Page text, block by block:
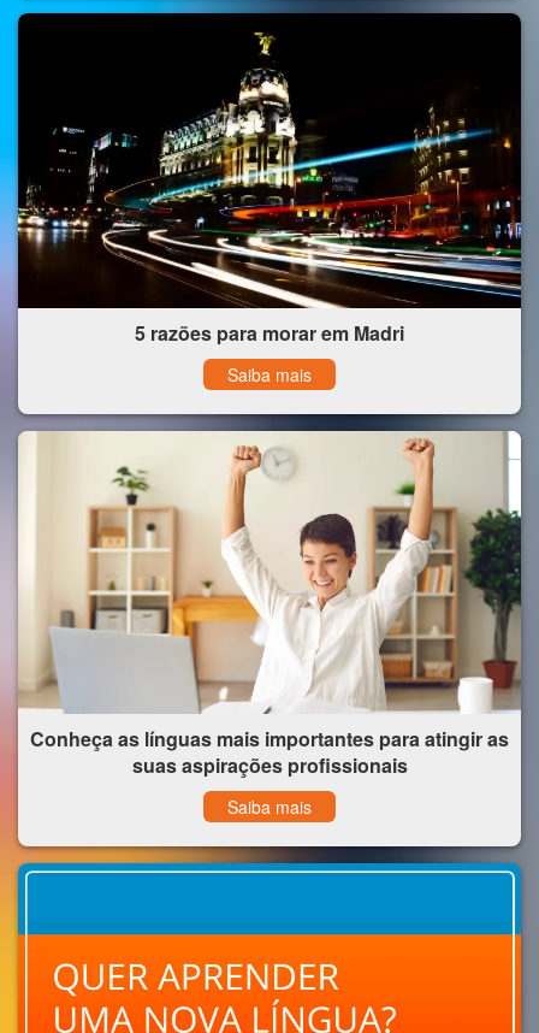
5 razões para morar em Madri
Saiba mais
Conheça as línguas mais importantes para atingir as
suas aspirações profissionais
Saiba mais